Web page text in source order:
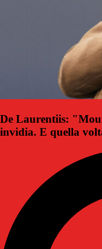
De Laurentiis:
invidia. E quella